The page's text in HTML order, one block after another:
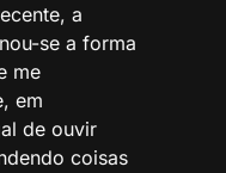
a
se a forma
me
em
de ouvir
coisas